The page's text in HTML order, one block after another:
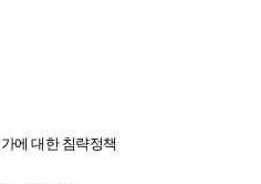
에 대한 침략정책